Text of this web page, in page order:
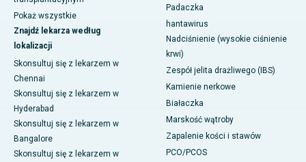
Pokaż wszystkie
Znajdź lekarza według
lokalizacji
Skonsultuj się z lekarzem w
Chennai
Skonsultuj się z lekarzem w
Hyderabad
Skonsultuj się z lekarzem w
Bangalore
Skonsultuj się z lekarzem w
Padaczka
hantawirus
Nadciśnienie (wysokie ciśnienie
krwi)
Zespół jelita drażliwego (IBS)
Kamienie nerkowe
Białaczka
Marskość wątroby
Zapalenie kości i stawów
PCO/PCOS